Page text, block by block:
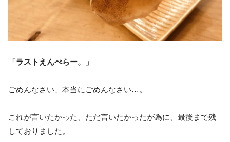
「ラストえんぺらー。」
ごめんなさい、本当にごめんなさい…。
これが言いたかった、ただ言いたかったが為に、最後まで残
しておりました。